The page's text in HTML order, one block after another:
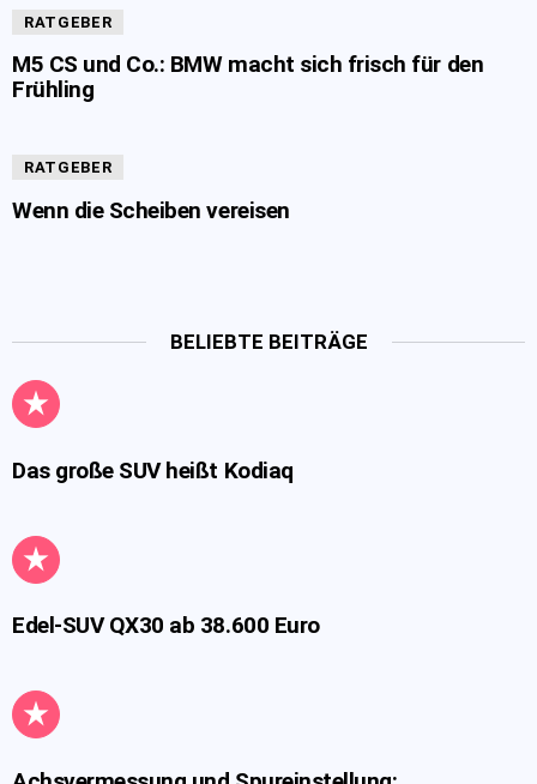
RATGEBER
M5 CS und Co.: BMW macht sich frisch für den
Frühling
RATGEBER
Wenn die Scheiben vereisen
BELIEBTE BEITRÄGE
Das große SUV heißt Kodiaq
Edel-SUV QX30 ab 38.600 Euro